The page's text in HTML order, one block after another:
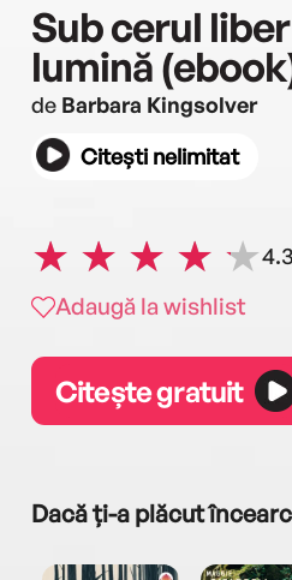
Sub cerul
lumină
de Barbara Kingsolver
Citești nelimitat
4.3
Adaugă la wishlist
Citește gratuit
Dacă ți-a plăcut